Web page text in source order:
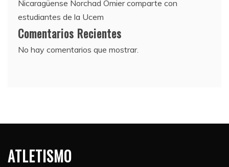
Nicaragüense Norchad Omier comparte con
estudiantes de la Ucem
Comentarios Recientes
No hay comentarios que mostrar.
ATLETISMO